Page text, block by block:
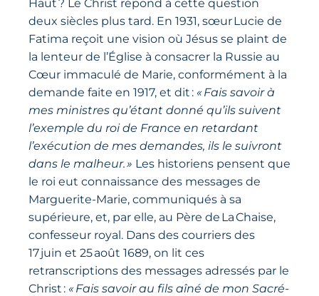
Haut ? Le Christ répond à cette question
deux siècles plus tard. En 1931, sœur Lucie de
Fatima reçoit une vision où Jésus se plaint de
la lenteur de l’Église à consacrer la Russie au
Cœur immaculé de Marie, conformément à la
demande faite en 1917, et dit : « Fais savoir à
mes ministres qu’étant donné qu’ils suivent
l’exemple du roi de France en retardant
l’exécution de mes demandes, ils le suivront
dans le malheur. » Les historiens pensent que
le roi eut connaissance des messages de
Marguerite-Marie, communiqués à sa
supérieure, et, par elle, au Père de La Chaise,
confesseur royal. Dans des courriers des
17 juin et 25 août 1689, on lit ces
retranscriptions des messages adressés par le
Christ : « Fais savoir au fils aîné de mon Sacré-